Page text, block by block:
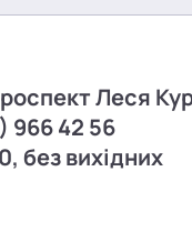
Леся
966 42 56
без вихідних